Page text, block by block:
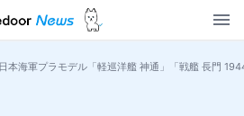
本海軍プラモデル「軽巡洋艦 神通」「戦艦 長門